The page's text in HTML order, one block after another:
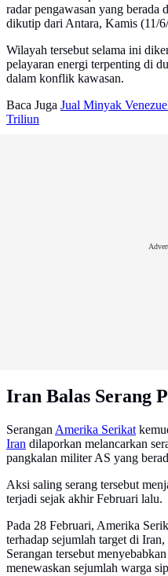
radar pengawasan yang
dikutip dari Antara, Kamis (11/
Wilayah tersebut selama ini
pelayaran energi terpenting di
dalam konflik kawasan.
Baca Juga Jual Minyak
Triliun
Iran Balas Serang
Serangan Amerika Serikat
Iran dilaporkan melancarkan
pangkalan militer AS yang
Aksi saling serang tersebut
terjadi sejak akhir Februari lalu.
Pada 28 Februari, Amerika
terhadap sejumlah target di
Serangan tersebut
menewaskan sejumlah warga